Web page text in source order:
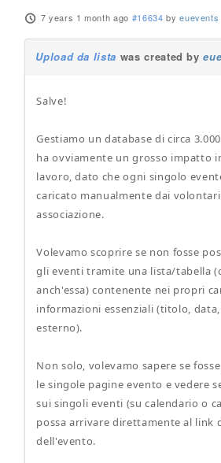
7 years 1 month ago #16634 byeuevents
Upload da lista was created by
Salve!
Gestiamo un database di circa
ha ovviamente un grosso impatto
lavoro, dato che ogni singolo
caricato manualmente dai
associazione.
Volevamo scoprire se non fosse
gli eventi tramite una lista/tabella
anch'essa) contenente nei propri
informazioni essenziali (titolo,
esterno).
Non solo, volevamo sapere se
le singole pagine evento e vedere
sui singoli eventi (su calendario o
possa arrivare direttamente al link
dell'evento.